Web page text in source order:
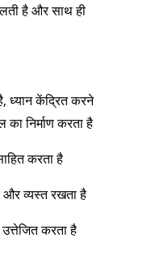
है और साथ ही
ध्यान केंद्रित करने
का निर्माण करता है
करता है
व्यस्त रखता है
करता है